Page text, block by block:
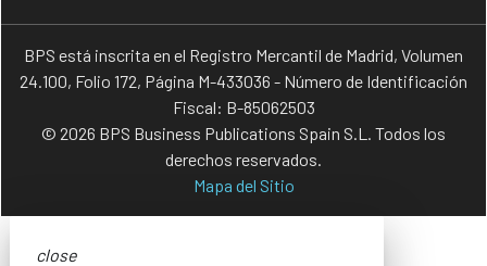
BPS está inscrita en el Registro Mercantil de Madrid, Volumen
24.100, Folio 172, Página M-433036 - Número de Identificación
Fiscal: B-85062503
© 2026 BPS Business Publications Spain S.L. Todos los
derechos reservados.
Mapa del Sitio
close